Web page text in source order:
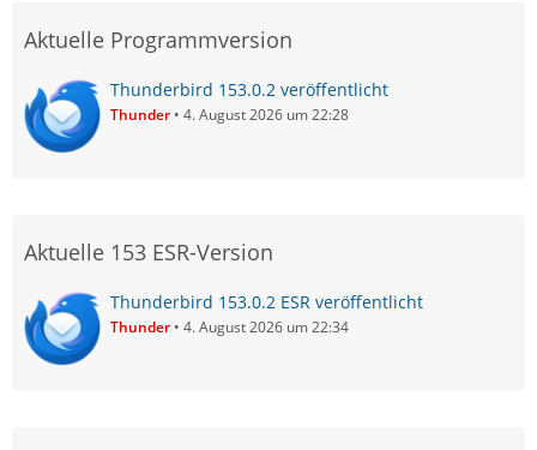
Aktuelle Programmversion
Thunderbird 153.0.2 veröffentlicht
Thunder 4. August 2026 um 22:28
Aktuelle 153 ESR-Version
Thunderbird 153.0.2 ESR veröffentlicht
Thunder 4. August 2026 um 22:34